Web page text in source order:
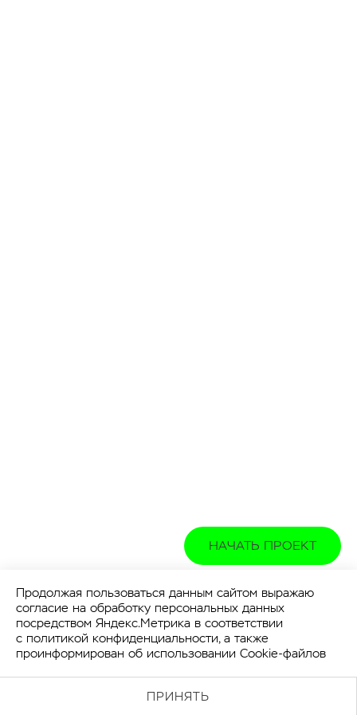
НАЧАТЬ ПРОЕКТ
Продолжая пользоваться данным сайтом выражаю
согласие на обработку персональных данных
посредством Яндекс.Метрика в соответствии
с политикой конфиденциальности, а также
проинформирован об использовании Cookie-файлов
ПРИНЯТЬ